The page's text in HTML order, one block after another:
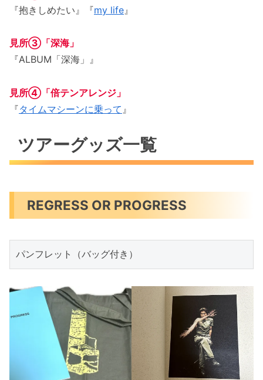
『抱きしめたい』『my life 』
見所③「深海」
『ALBUM「深海」』
見所④「倍テンアレンジ」
『タイムマシーンに乗って 』
ツアーグッズ一覧
REGRESS OR PROGRESS
パンフレット（バッグ付き）